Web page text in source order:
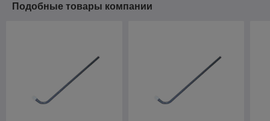
Подобные товары компании